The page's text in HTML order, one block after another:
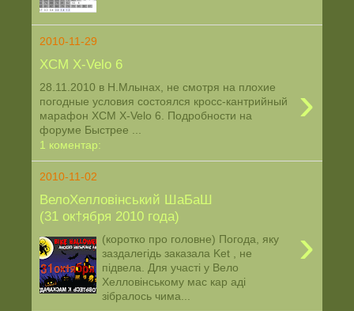
2010-11-29
XCM Х-Velo 6
›
28.11.2010 в Н.Млынах, не смотря на плохие
погодные условия состоялся кросс-кантрийный
марафон XCM Х-Velo 6. Подробности на
форуме Быстрее ...
1 коментар:
2010-11-02
ВелоХелловінський ШаБаШ
(31 ок†ября 2010 года)
›
(коротко про головне) Погода, яку
заздалегідь заказала Ket , не
підвела. Для участі у Вело
Хелловінському мас кар аді
зібралось чима...